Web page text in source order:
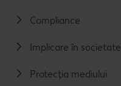
Compliance
Implicare în societate
Protecția mediului